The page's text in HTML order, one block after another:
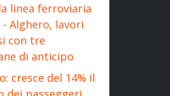
linea ferroviaria
- Alghero, lavori
con tre
di anticipo
cresce del 14% il